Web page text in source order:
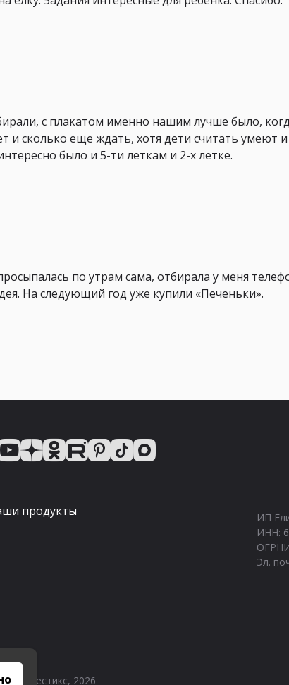
с плакатом именно нашим лучше было,
и сколько еще ждать, хотя дети считать умеют и
было и 5-ти леткам и 2-х летке.
по утрам сама, отбирала у меня
На следующий год уже купили «Печеньки».
продукты
ИП
ИНН:
Эл.
© Квестикс, 2026